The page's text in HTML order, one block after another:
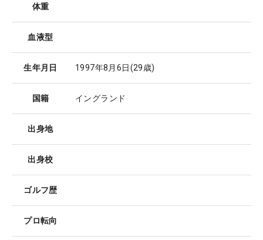
体重
血液型
生年月日 1997年8月6日(29歳)
国籍 イングランド
出身地
出身校
ゴルフ歴
プロ転向